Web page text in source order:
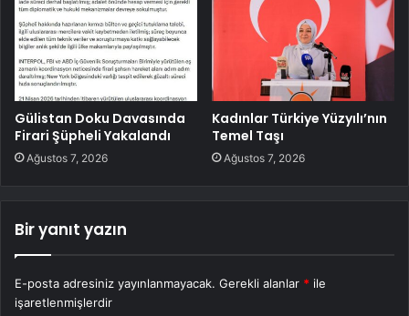
Gülistan Doku Davasında
Firari Şüpheli Yakalandı
Ağustos 7, 2026
Kadınlar Türkiye Yüzyılı’nın
Temel Taşı
Ağustos 7, 2026
Bir yanıt yazın
E-posta adresiniz yayınlanmayacak. Gerekli alanlar * ile
işaretlenmişlerdir